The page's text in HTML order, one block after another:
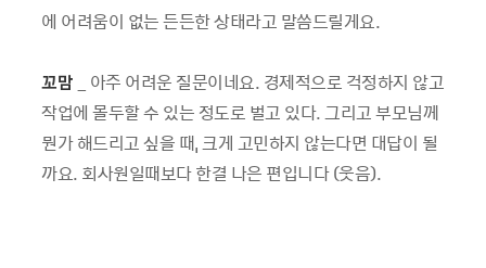
에 어려움이 없는 든든한 상태라고 말씀드릴게요.
꼬맘 _ 아주 어려운 질문이네요. 경제적으로 걱정하지 않고
작업에 몰두할 수 있는 정도로 벌고 있다. 그리고 부모님께
뭔가 해드리고 싶을 때, 크게 고민하지 않는다면 대답이 될
까요. 회사원일때보다 한결 나은 편입니다 (웃음).